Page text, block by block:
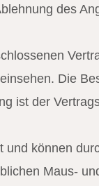
des
Die
ist der
können
Maus-